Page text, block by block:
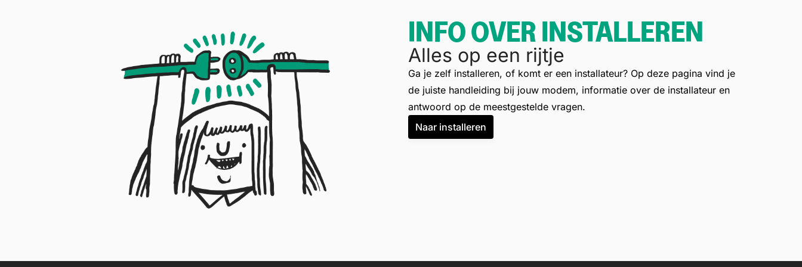
• WPA2-beveiliging: standaard aan
• WPS-knop: standaard uit
• Firewall: standaard aan
Is je vraag beantwoord?
INFO OVER INSTALLEREN
Alles op een rijtje
Ga je zelf installeren, of komt er een installateur? Op deze pagina vind je
de juiste handleiding bij jouw modem, informatie over de installateur en
antwoord op de meestgestelde vragen.
Naar installeren